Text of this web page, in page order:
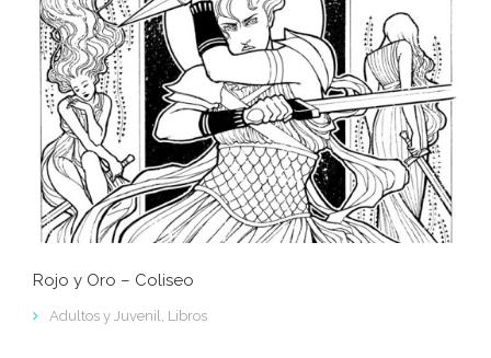
Rojo y Oro – Coliseo
Adultos y Juvenil Libros